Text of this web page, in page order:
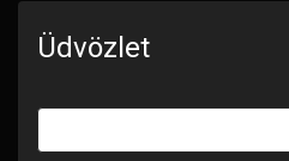
Zolkabacsi 6 hónapja
BÚÉK Fiúk
Üdvözlet